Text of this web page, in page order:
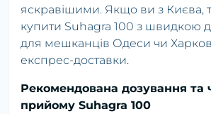
яскравішими. Якщо ви з Києва,
купити Suhagra 100 з швидкою
для мешканців Одеси чи
експрес-доставки.
Рекомендована дозування та
прийому Suhagra 100